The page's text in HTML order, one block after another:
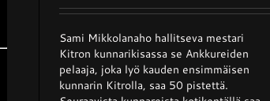
Sami Mikkolanaho hallitseva mestari
Kitron kunnarikisassa se Ankkureiden
pelaaja, joka lyö kauden ensimmäisen
kunnarin Kitrolla, saa 50 pistettä.